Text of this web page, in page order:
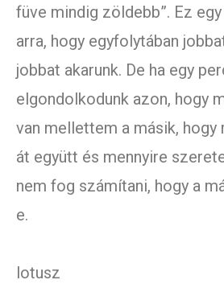
füve mindig zöldebb”. Ez
arra, hogy egyfolytában
jobbat akarunk. De ha egy
elgondolkodunk azon, hogy
van mellettem a másik, hogy
át együtt és mennyire
nem fog számítani, hogy a
e.
lotusz